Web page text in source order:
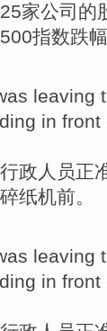
25家公司的
指数跌幅
leaving
in front
行政人员正
碎纸机前。
leaving
in front